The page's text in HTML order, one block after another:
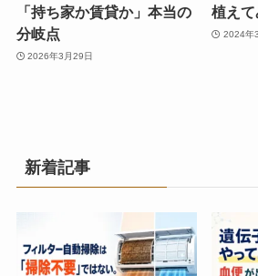
「持ち家か賃貸か」本当の
分岐点
2026年3月29日
植えて
2024年
新着記事